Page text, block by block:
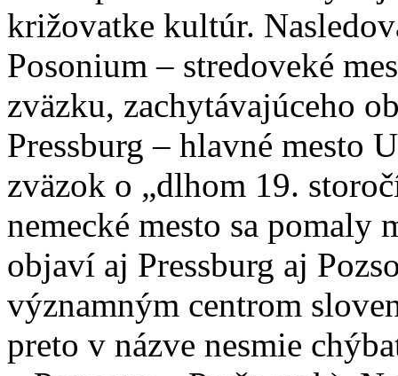
križovatke kultúr.
Posonium – stredoveké
zväzku, zachytávajúceho
Pressburg – hlavné mesto
zväzok o „dlhom 19.
nemecké mesto sa pomaly
objaví aj Pressburg aj
významným centrom
preto v názve nesmie